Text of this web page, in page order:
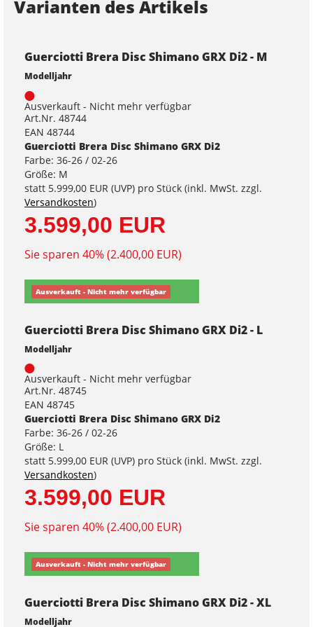
Varianten des Artikels
Guerciotti Brera Disc Shimano GRX Di2 - M
Modelljahr
Ausverkauft - Nicht mehr verfügbar
Art.Nr. 48744
EAN 48744
Guerciotti Brera Disc Shimano GRX Di2
Farbe: 36-26 / 02-26
Größe: M
statt 5.999,00 EUR (UVP) pro Stück (inkl. MwSt. zzgl.
Versandkosten)
3.599,00 EUR
Sie sparen 40% (2.400,00 EUR)
Ausverkauft - Nicht mehr verfügbar
Guerciotti Brera Disc Shimano GRX Di2 - L
Modelljahr
Ausverkauft - Nicht mehr verfügbar
Art.Nr. 48745
EAN 48745
Guerciotti Brera Disc Shimano GRX Di2
Farbe: 36-26 / 02-26
Größe: L
statt 5.999,00 EUR (UVP) pro Stück (inkl. MwSt. zzgl.
Versandkosten)
3.599,00 EUR
Sie sparen 40% (2.400,00 EUR)
Ausverkauft - Nicht mehr verfügbar
Guerciotti Brera Disc Shimano GRX Di2 - XL
Modelljahr